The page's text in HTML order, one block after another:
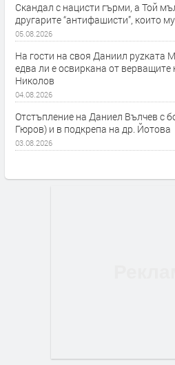
Скандал с нацисти гърми, а Той
другарите “антифашисти”, които
05.08.2026
На гости на своя Даниил руzката
едва ли е освиркана от
Николов
04.08.2026
Отстъпление на Даниел Вълчев с
Гюров) и в подкрепа на др. Йотова
03.08.2026